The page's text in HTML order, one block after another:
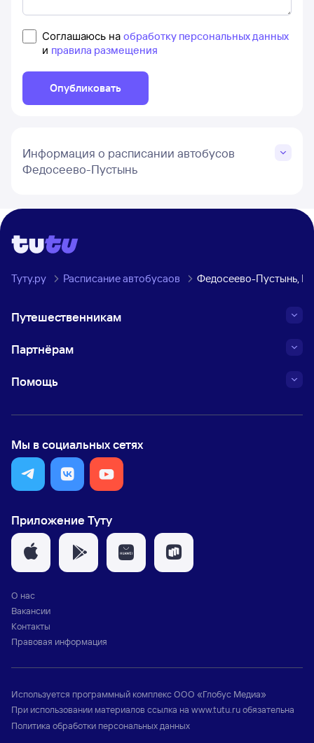
Соглашаюсь на обработку персональных данных
и правила размещения
Опубликовать
Информация о расписании автобусов
Федосеево-Пустынь
Туту.ру Расписание автобусаов Федосеево-Пустынь,
Путешественникам
Партнёрам
Помощь
Мы в социальных сетях
Приложение Туту
О нас
Вакансии
Контакты
Правовая информация
Используется программный комплексООО «Глобус Медиа»
При использовании материалов ссылка на www.tutu.ruобязательна
Политика обработки персональных данных